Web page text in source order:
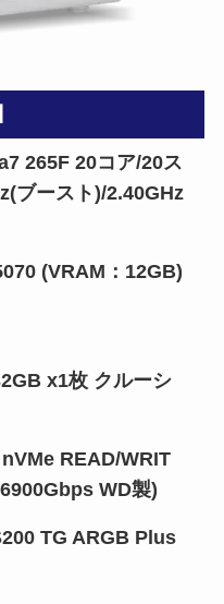
265F 20コア/20ス
ブースト)/2.40GHz
(VRAM：12GB)
x1枚 クルーシ
READ/WRIT
WD製)
TG ARGB Plus